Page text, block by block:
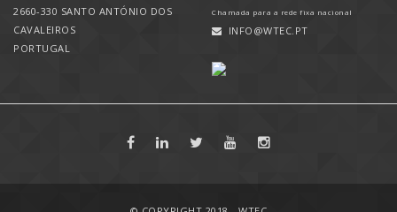
2660-330 SANTO ANTÓNIO DOS
CAVALEIROS
PORTUGAL
Chamada para a rede fixa nacional
INFO@WTEC.PT